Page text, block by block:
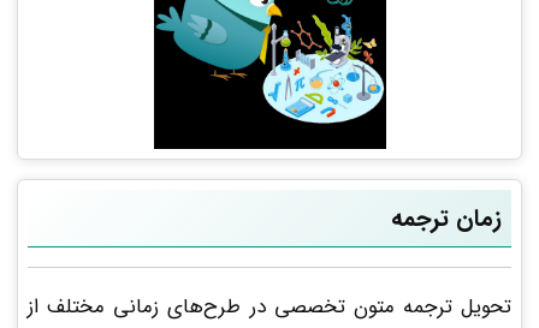
زمان ترجمه
تحویل ترجمه متون تخصصی در طرح‌های زمانی مختلف از